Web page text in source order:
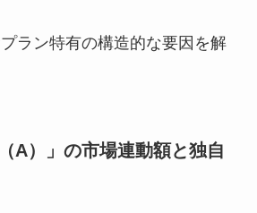
ラン特有の構造的な要因を解
A）」の市場連動額と独自